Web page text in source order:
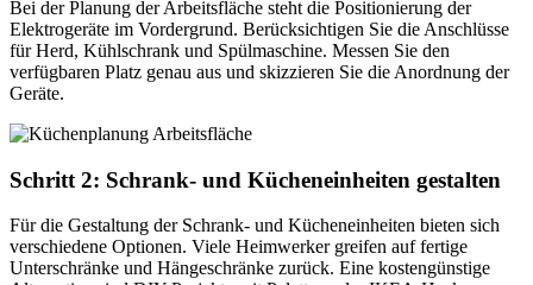
Bei der Planung der Arbeitsfläche steht die Positionierung der
Elektrogeräte im Vordergrund. Berücksichtigen Sie die Anschlüsse
für Herd, Kühlschrank und Spülmaschine. Messen Sie den
verfügbaren Platz genau aus und skizzieren Sie die Anordnung der
Geräte.
Schritt 2: Schrank- und Kücheneinheiten gestalten
Für die Gestaltung der Schrank- und Kücheneinheiten bieten sich
verschiedene Optionen. Viele Heimwerker greifen auf fertige
Unterschränke und Hängeschränke zurück. Eine kostengünstige